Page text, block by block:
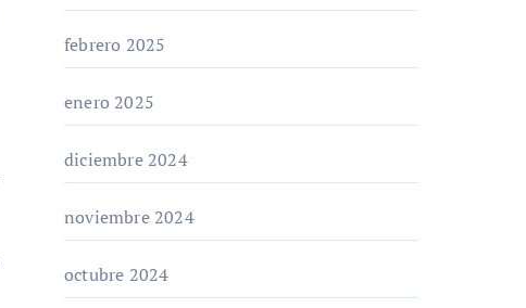
febrero 2025
enero 2025
diciembre 2024
noviembre 2024
octubre 2024